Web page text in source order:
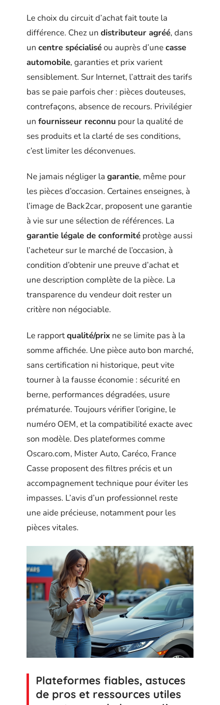
Le choix du circuit d’achat fait toute la
différence. Chez un distributeur agréé, dans
un centre spécialiséou auprès d’unecasse
automobile, garanties et prix varient
sensiblement. Sur Internet, l’attrait des tarifs
bas se paie parfois cher : pièces douteuses,
contrefaçons, absence de recours. Privilégier
un fournisseur reconnu pour la qualité de
ses produits et la clarté de ses conditions,
c’est limiter les déconvenues.
Ne jamais négliger la garantie, même pour
les pièces d’occasion. Certaines enseignes, à
l’image de Back2car, proposent une garantie
à vie sur une sélection de références. La
garantie légale de conformité protège aussi
l’acheteur sur le marché de l’occasion, à
condition d’obtenir une preuve d’achat et
une description complète de la pièce. La
transparence du vendeur doit rester un
critère non négociable.
Le rapportqualité/prix ne se limite pas à la
somme affichée. Une pièce auto bon marché,
sans certification ni historique, peut vite
tourner à la fausse économie : sécurité en
berne, performances dégradées, usure
prématurée. Toujours vérifier l’origine, le
numéro OEM, et la compatibilité exacte avec
son modèle. Des plateformes comme
Oscaro.com, Mister Auto, Caréco, France
Casse proposent des filtres précis et un
accompagnement technique pour éviter les
impasses. L’avis d’un professionnel reste
une aide précieuse, notamment pour les
pièces vitales.
Plateformes fiables, astuces
de pros et ressources utiles